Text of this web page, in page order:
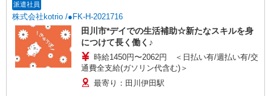
派遣社員
株式会社kotrio /●FK-H-2021716
田川市*デイでの生活補助☆新たなスキルを身
につけて長く働く♪
時給1450円〜2062円 ＜日払い有/週払い有/交
通費全支給(ガソリン代含む)＞
最寄り：田川伊田駅